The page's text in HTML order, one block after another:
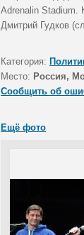
Adrenalin Stadium.
Дмитрий Гудков
Категория:
Место: Россия,
Сообщить об
Ещё фото